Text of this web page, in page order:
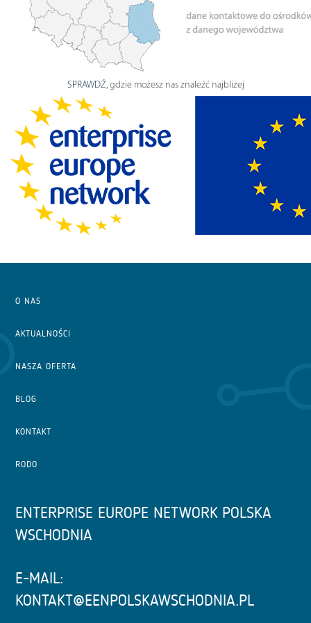
SPRAWDŹ, gdzie możesz nas znaleźć najbliżej
O NAS
AKTUALNOŚCI
NASZA OFERTA
BLOG
KONTAKT
RODO
ENTERPRISE EUROPE NETWORK POLSKA
WSCHODNIA
E-MAIL:
KONTAKT@EENPOLSKAWSCHODNIA.PL